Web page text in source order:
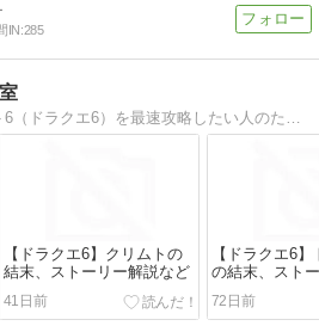
IN:285
SFC版ドラゴンクエスト6（ドラクエ6）を最速攻略したい人のための情報・データや一般のプレイヤーにはまだ知れ渡っていないような高度なテクニックを豊富に扱ったサイト
【ドラクエ6】クリムトの
結末、ストーリー解説など
41日前
【ドラクエ6
の結末、スト
72日前